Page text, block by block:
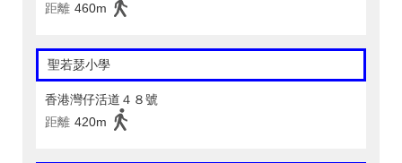
距離 460m
聖若瑟小學
香港灣仔活道４８號
距離 420m